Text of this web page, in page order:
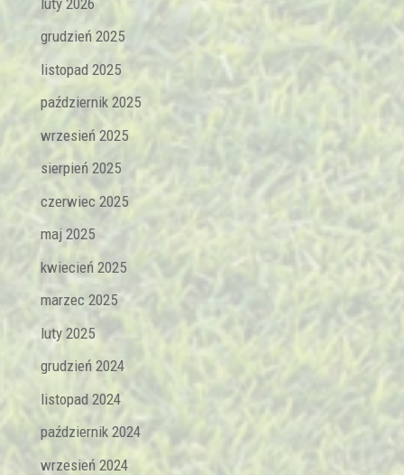
grudzień 2025
listopad 2025
październik 2025
wrzesień 2025
sierpień 2025
czerwiec 2025
maj 2025
kwiecień 2025
marzec 2025
luty 2025
grudzień 2024
listopad 2024
październik 2024
wrzesień 2024